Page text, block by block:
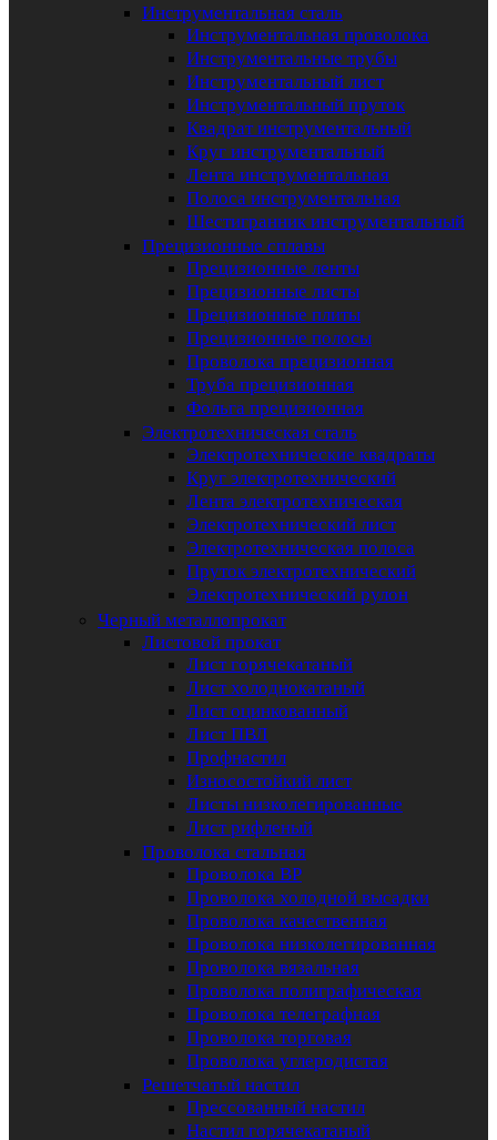
Инструментальная сталь
Инструментальная проволока
Инструментальные трубы
Инструментальный лист
Инструментальный пруток
Квадрат инструментальный
Круг инструментальный
Лента инструментальная
Полоса инструментальная
Шестигранник инструментальный
Прецизионные сплавы
Прецизионные ленты
Прецизионные листы
Прецизионные плиты
Прецизионные полосы
Проволока прецизионная
Труба прецизионная
Фольга прецизионная
Электротехническая сталь
Электротехнические квадраты
Круг электротехнический
Лента электротехническая
Электротехнический лист
Электротехническая полоса
Пруток электротехнический
Электротехнический рулон
Черный металлопрокат
Листовой прокат
Лист горячекатаный
Лист холоднокатаный
Лист оцинкованный
Лист ПВЛ
Профнастил
Износостойкий лист
Листы низколегированные
Лист рифленый
Проволока стальная
Проволока ВР
Проволока холодной высадки
Проволока качественная
Проволока низколегированная
Проволока вязальная
Проволока полиграфическая
Проволока телеграфная
Проволока торговая
Проволока углеродистая
Решетчатый настил
Прессованный настил
Настил горячекатаный